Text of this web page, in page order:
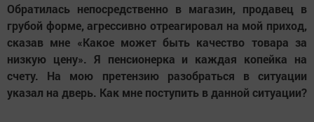
Обратилась непосредственно в магазин, продавец в
грубой форме, агрессивно отреагировал на мой приход,
сказав мне «Какое может быть качество товара за
низкую цену». Я пенсионерка и каждая копейка на
счету. На мою претензию разобраться в ситуации
указал на дверь. Как мне поступить в данной ситуации?